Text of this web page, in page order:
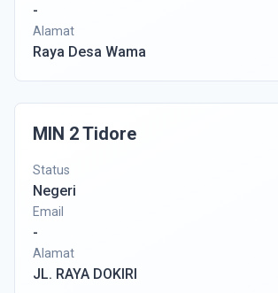
-
Alamat
Raya Desa Wama
MIN 2 Tidore
Status
Negeri
Email
-
Alamat
JL. RAYA DOKIRI